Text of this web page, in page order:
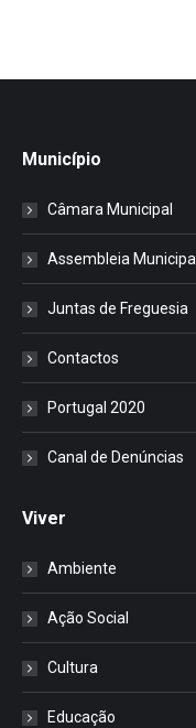
Município
Câmara Municipal
Assembleia Municipal
Juntas de Freguesia
Contactos
Portugal 2020
Canal de Denúncias
Viver
Ambiente
Ação Social
Cultura
Educação